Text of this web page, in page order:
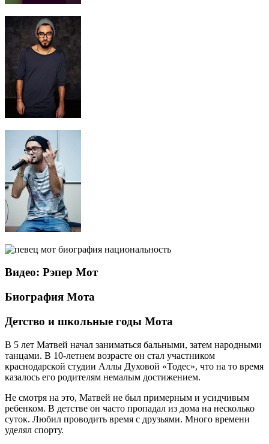
Видео: Рэпер Мот
Биография Мота
Детство и школьные годы Мота
В 5 лет Матвей начал заниматься бальными, затем народными
танцами. В 10-летнем возрасте он стал участником
краснодарской студии Аллы Духовой «Тодес», что на то время
казалось его родителям немалым достижением.
Не смотря на это, Матвей не был примерным и усидчивым
ребенком. В детстве он часто пропадал из дома на несколько
суток. Любил проводить время с друзьями. Много времени
уделял спорту.